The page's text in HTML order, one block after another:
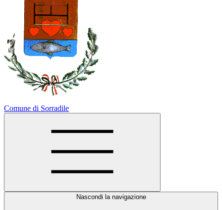
Comune di Sorradile
Nascondi la navigazione